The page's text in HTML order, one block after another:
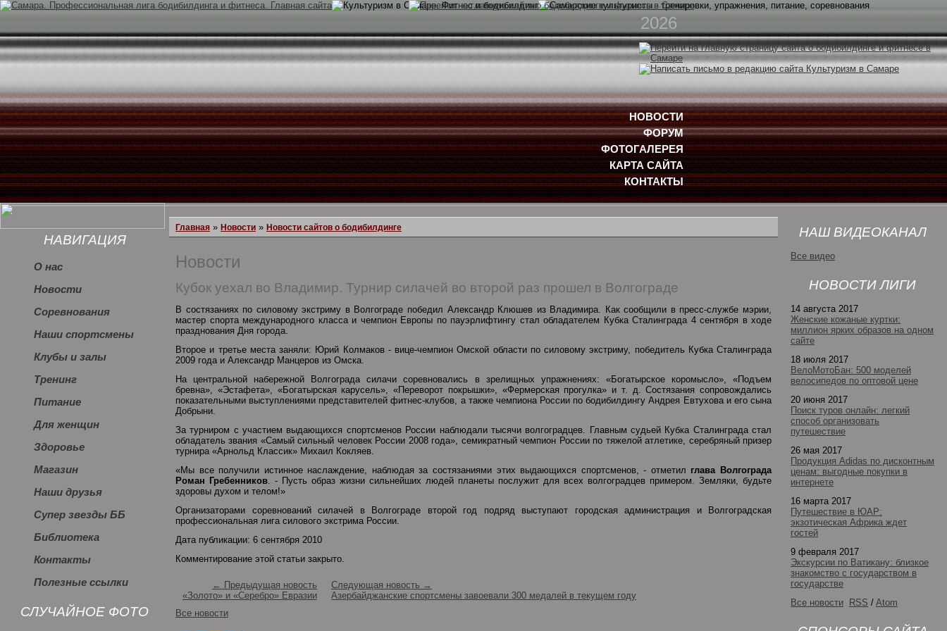
НАШ ВИДЕОКАНАЛ
Все видео
НОВОСТИ ЛИГИ
14 августа 2017
Женские кожаные куртки:
миллион ярких образов на одном
сайте
18 июля 2017
ВелоМотоБан: 500 моделей
велосипедов по оптовой цене
20 июня 2017
Поиск туров онлайн: легкий
способ организовать
путешествие
26 мая 2017
Продукция Adidas по дисконтным
ценам: выгодные покупки в
интернете
16 марта 2017
Путешествие в ЮАР:
экзотическая Африка ждет
гостей
9 февраля 2017
Экскурсии по Ватикану: близкое
знакомство с государством в
государстве
Все новости
RSS / Atom
НАВИГАЦИЯ
О нас
Новости
Соревнования
Наши спортсмены
Клубы и залы
Тренинг
Питание
Для женщин
Здоровье
Магазин
Наши друзья
Супер звезды ББ
Библиотека
Контакты
Полезные ссылки
СЛУЧАЙНОЕ ФОТО
Главная » Новости » Новости сайтов о бодибилдинге
Новости
Кубок уехал во Владимир. Турнир силачей во второй раз прошел в Волгограде
В состязаниях по силовому экстриму в Волгограде победил Александр Клюшев из Владимира. Как сообщили в пресс-службе мэрии,
мастер спорта международного класса и чемпион Европы по пауэрлифтингу стал обладателем Кубка Сталинграда 4 сентября в ходе
празднования Дня города.
Второе и третье места заняли: Юрий Колмаков - вице-чемпион Омской области по силовому экстриму, победитель Кубка Сталинграда
2009 года и Александр Манцеров из Омска.
На центральной набережной Волгограда силачи соревновались в зрелищных упражнениях: «Богатырское коромысло», «Подъем
бревна», «Эстафета», «Богатырская карусель», «Переворот покрышки», «Фермерская прогулка» и т. д. Состязания сопровождались
показательными выступлениями представителей фитнес-клубов, а также чемпиона России по бодибилдингу Андрея Евтухова и его сына
Добрыни.
За турниром с участием выдающихся спортсменов России наблюдали тысячи волгоградцев. Главным судьей Кубка Сталинграда стал
обладатель звания «Самый сильный человек России 2008 года», семикратный чемпион России по тяжелой атлетике, серебряный призер
турнира «Арнольд Классик» Михаил Кокляев.
«Мы все получили истинное наслаждение, наблюдая за состязаниями этих выдающихся спортсменов, - отметил глава Волгограда
Роман Гребенников. - Пусть образ жизни сильнейших людей планеты послужит для всех волгоградцев примером. Земляки, будьте
здоровы духом и телом!»
Организаторами соревнований силачей в Волгограде второй год подряд выступают городская администрация и Волгоградская
профессиональная лига силового экстрима России.
Дата публикации: 6 сентября 2010
Комментирование этой статьи закрыто.
← Предыдущая новость
«Золото» и «Серебро» Евразии
Следующая новость →
Азербайджанские спортсмены завоевали 300 медалей в текущем году
Все новости
2026
НОВОСТИ
ФОРУМ
ФОТОГАЛЕРЕЯ
КАРТА САЙТА
КОНТАКТЫ